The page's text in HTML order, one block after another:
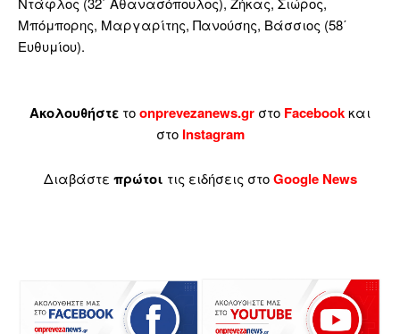
Μπόμπορης, Μαργαρίτης, Πανούσης, Βάσσιος (58΄
Ευθυμίου).
Ακολουθήστε τοonprevezanews.gr στο Facebookκαι
στο Instagram
Διαβάστε πρώτοι τις ειδήσεις στοGoogle News